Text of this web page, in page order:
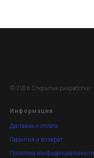
© 2026 Открытые разработки
Информация
Доставка и оплата
Гарантия и возврат
Политика конфиденциальности